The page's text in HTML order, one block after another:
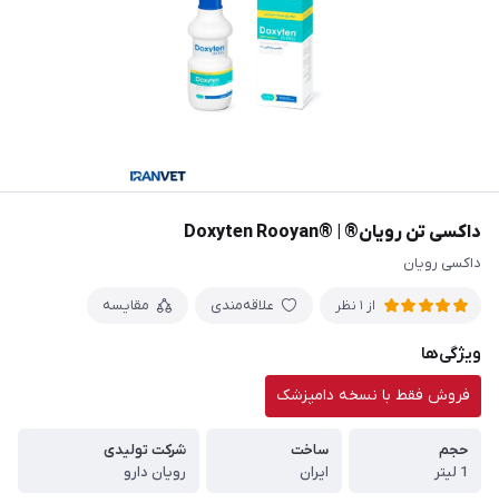
داکسی تن رويان® | ®Doxyten Rooyan
داکسی رویان
از 1 نظر علاقه‌مندی مقایسه
ویژگی‌ها
فروش فقط با نسخه دامپزشک
حجم
1 لیتر
ساخت
ایران
شرکت تولیدی
رویان دارو